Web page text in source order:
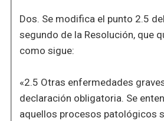
Dos. Se modifica el punto 2.5
segundo de la Resolución, que
como sigue:
«2.5 Otras enfermedades
declaración obligatoria. Se
aquellos procesos patológicos